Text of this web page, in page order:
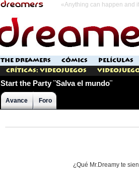
«Anything can happen and
THE DREAMERS CÓMICS PELÍCULAS
Críticas: Videojuegos
Start the Party ¨Salva el mundo¨
Avance Foro
¿Qué Mr.Dreamy te